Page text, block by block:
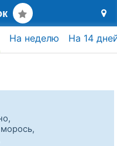
На неделю На 14